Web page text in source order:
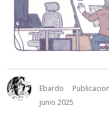
Ebardo
junio 2025